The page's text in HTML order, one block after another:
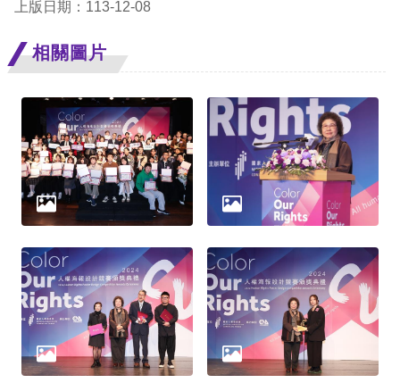
覽
網
全
政
策
隱
私
權
護
上版日期：113-12-08
相關圖片